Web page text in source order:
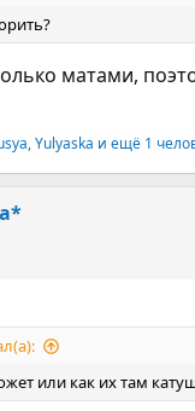
матами,
,Yulyaska и ещё 1
или как их там